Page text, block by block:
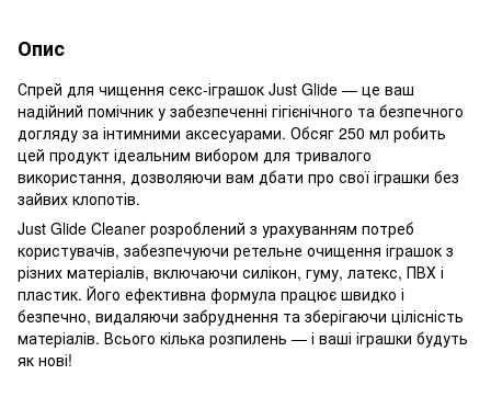
Опис
Спрей для чищення секс-іграшок Just Glide — це ваш
надійний помічник у забезпеченні гігієнічного та безпечного
догляду за інтимними аксесуарами. Обсяг 250 мл робить
цей продукт ідеальним вибором для тривалого
використання, дозволяючи вам дбати про свої іграшки без
зайвих клопотів.
Just Glide Cleaner розроблений з урахуванням потреб
користувачів, забезпечуючи ретельне очищення іграшок з
різних матеріалів, включаючи силікон, гуму, латекс, ПВХ і
пластик. Його ефективна формула працює швидко і
безпечно, видаляючи забруднення та зберігаючи цілісність
матеріалів. Всього кілька розпилень — і ваші іграшки будуть
як нові!